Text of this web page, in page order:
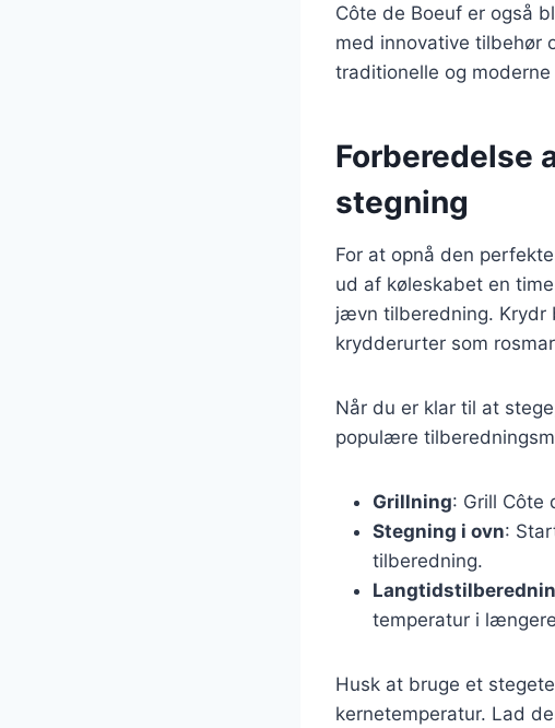
Côte de Boeuf er også
med innovative tilbehør
traditionelle og moderne
Forberedelse
stegning
For at opnå den
ud af køleskabet en
jævn tilberedning. Krydr
krydderurter som
Når du er klar til at
populære
Grillning: Grill Côte
Stegning i ovn:
tilberedning.
temperatur i
Husk at bruge et
kernetemperatur. Lad